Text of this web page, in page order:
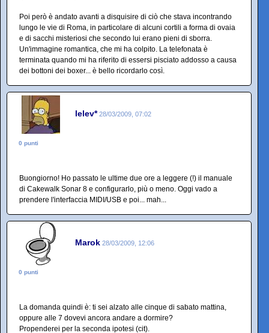
Poi però è andato avanti a disquisire di ciò che stava incontrando
lungo le vie di Roma, in particolare di alcuni cortili a forma di ovaia
e di sacchi misteriosi che secondo lui erano pieni di sborra.
Un'immagine romantica, che mi ha colpito. La telefonata è
terminata quando mi ha riferito di essersi pisciato addosso a causa
dei bottoni dei boxer... è bello ricordarlo così.
lelev* 28/03/2009, 07:02
0 punti
Buongiorno! Ho passato le ultime due ore a leggere (!) il manuale
di Cakewalk Sonar 8 e configurarlo, più o meno. Oggi vado a
prendere l'interfaccia MIDI/USB e poi... mah...
Marok 28/03/2009, 12:06
0 punti
La domanda quindi è: ti sei alzato alle cinque di sabato mattina,
oppure alle 7 dovevi ancora andare a dormire?
Propenderei per la seconda ipotesi (cit).